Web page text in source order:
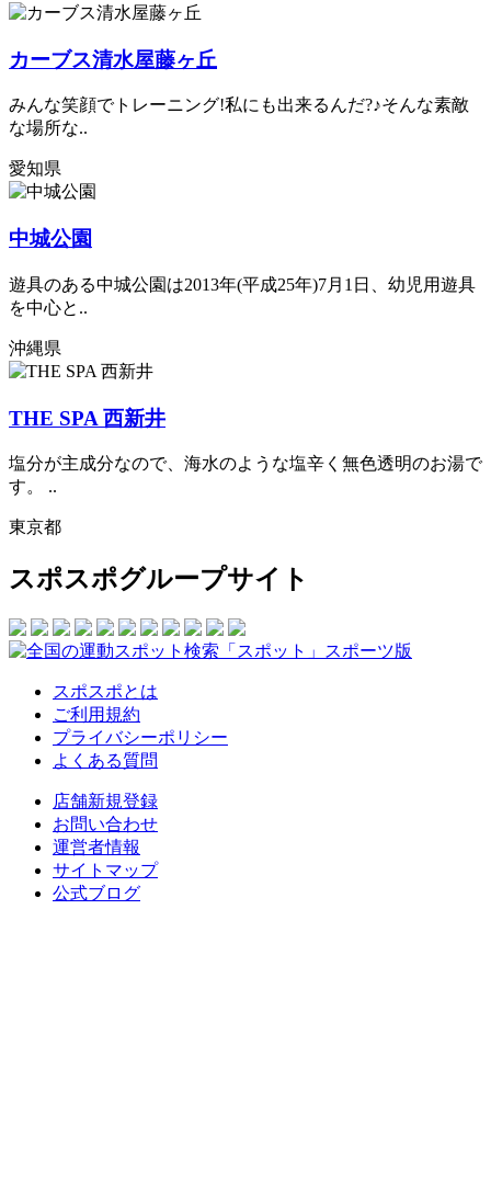
カーブス清水屋藤ヶ丘
みんな笑顔でトレーニング!私にも出来るんだ?♪そんな素敵
な場所な..
愛知県
中城公園
遊具のある中城公園は2013年(平成25年)7月1日、幼児用遊具
を中心と..
沖縄県
THE SPA 西新井
塩分が主成分なので、海水のような塩辛く無色透明のお湯で
す。 ..
東京都
スポスポグループサイト
スポスポとは
ご利用規約
プライバシーポリシー
よくある質問
店舗新規登録
お問い合わせ
運営者情報
サイトマップ
公式ブログ